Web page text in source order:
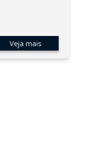
Veja mais